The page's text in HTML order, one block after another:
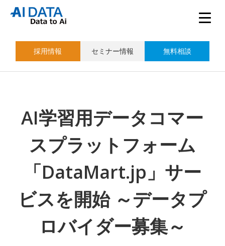
採用情報 セミナー情報 無料相談
AI学習用データコマー
スプラットフォーム
「DataMart.jp」サー
ビスを開始 ～データプ
ロバイダー募集～